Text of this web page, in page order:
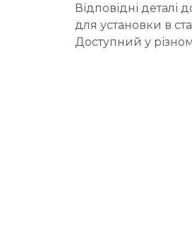
Відповідні деталі
для установки в
Доступний у